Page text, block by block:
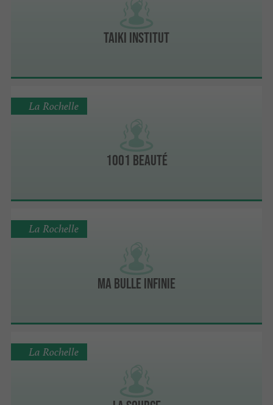
Taiki Institut
1001 Beauté
La Rochelle
Ma Bulle Infinie
La Rochelle
La Rochelle